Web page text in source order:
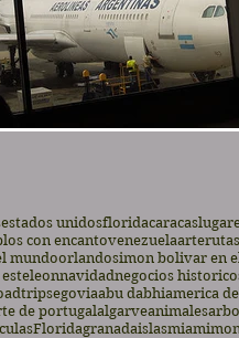
estados unidosfloridacaracas
con encantovenezuelaarte
mundoorlandosimon bolivar en
leonnavidadnegocios
segoviaabu dabhiamerica
de portugalalgarveanimales
Floridagranadaislasmiami